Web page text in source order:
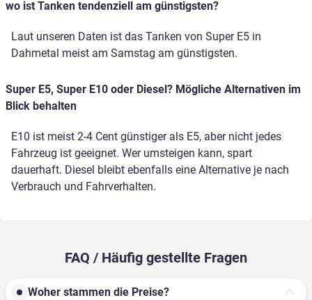
wo ist Tanken tendenziell am günstigsten?
Laut unseren Daten ist das Tanken von Super E5 in
Dahmetal meist am Samstag am günstigsten.
Super E5, Super E10 oder Diesel? Mögliche Alternativen im
Blick behalten
E10 ist meist 2-4 Cent günstiger als E5, aber nicht jedes
Fahrzeug ist geeignet. Wer umsteigen kann, spart
dauerhaft. Diesel bleibt ebenfalls eine Alternative je nach
Verbrauch und Fahrverhalten.
FAQ / Häufig gestellte Fragen
Woher stammen die Preise?